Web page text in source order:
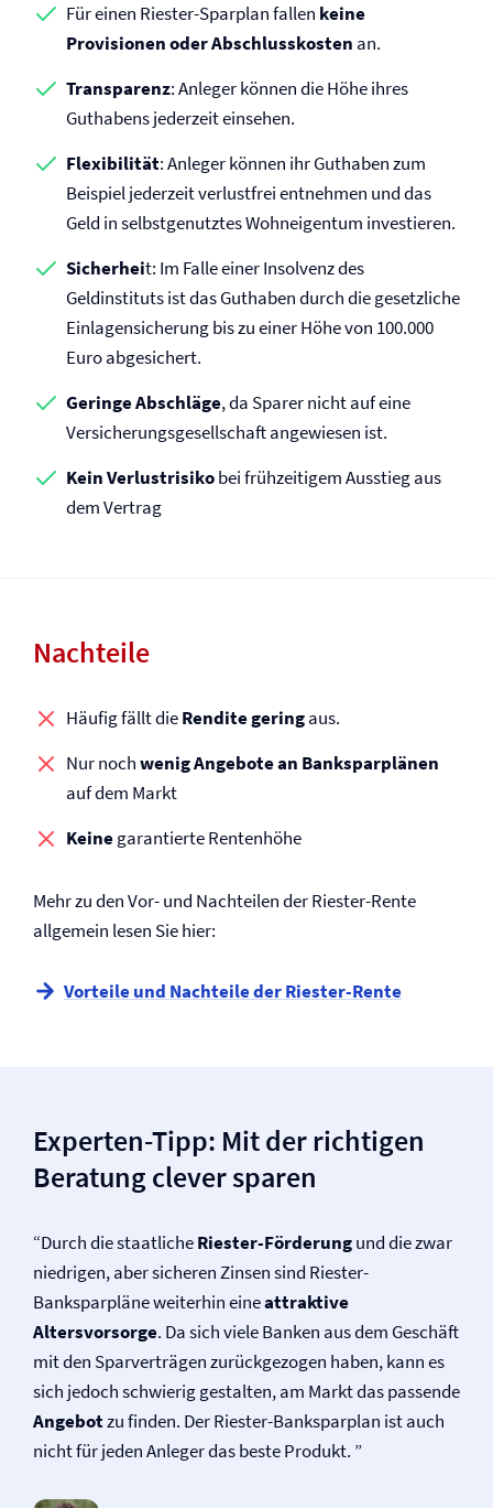
Für einen Riester-Sparplan fallen keine
Provisionen oder Abschlusskosten an.
Transparenz: Anleger können die Höhe ihres
Guthabens jederzeit einsehen.
Flexibilität: Anleger können ihr Guthaben zum
Beispiel jederzeit verlustfrei entnehmen und das
Geld in selbstgenutztes Wohneigentum investieren.
Sicherheit: Im Falle einer Insolvenz des
Geldinstituts ist das Guthaben durch die gesetzliche
Einlagensicherung bis zu einer Höhe von 100.000
Euro abgesichert.
Geringe Abschläge, da Sparer nicht auf eine
Versicherungsgesellschaft angewiesen ist.
Kein Verlustrisikobei frühzeitigem Ausstieg aus
dem Vertrag
Nachteile
Häufig fällt dieRendite geringaus.
Nur nochwenig Angebote an Banksparplänen
auf dem Markt
Keinegarantierte Rentenhöhe
Mehr zu den Vor- und Nachteilen der Riester-Rente
allgemein lesen Sie hier:
Vorteile und Nachteile der Riester-Rente
Experten-Tipp: Mit der richtigen
Beratung clever sparen
“Durch die staatlicheRiester-Förderungund die zwar
niedrigen, aber sicheren Zinsen sind Riester-
Banksparpläne weiterhin eineattraktive
Altersvorsorge. Da sich viele Banken aus dem Geschäft
mit den Sparverträgen zurückgezogen haben, kann es
sich jedoch schwierig gestalten, am Markt das passende
Angebotzu finden. Der Riester-Banksparplan ist auch
nicht für jeden Anleger das beste Produkt. ”